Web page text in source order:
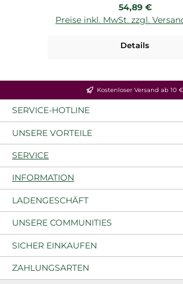
Regulärer Preis:
54,89 €
Preise inkl. MwSt. zzgl.
Details
Kostenloser Versand ab 10 €
SERVICE-HOTLINE
UNSERE VORTEILE
SERVICE
INFORMATION
LADENGESCHÄFT
UNSERE COMMUNITIES
SICHER EINKAUFEN
ZAHLUNGSARTEN